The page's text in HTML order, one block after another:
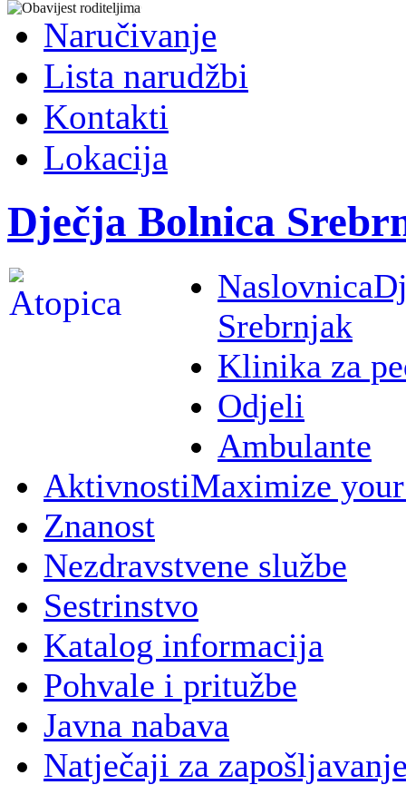
Naručivanje
Lista narudžbi
Kontakti
Lokacija
Dječja Bolnica
Naslovnica
Srebrnjak
Klinika za
Odjeli
Ambulante
AktivnostiMaximize
Znanost
Nezdravstvene službe
Sestrinstvo
Katalog informacija
Pohvale i pritužbe
Javna nabava
Natječaji za